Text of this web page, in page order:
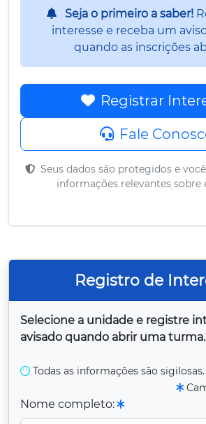
Seja o primeiro a saber!
interesse e receba um
quando as inscrições
Registrar
Fale
Seus dados são protegidos e
informações relevantes sobre
Registro de
Selecione a unidade e registre
avisado quando abrir uma turma.
Todas as informações são sigilosas.
Nome completo: